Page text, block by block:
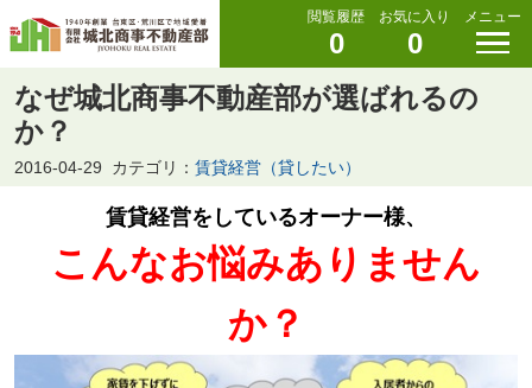
閲覧履歴
0
お気に入り
0
メニュー
なぜ城北商事不動産部が選ばれるの
か？
2016-04-29 カテゴリ： 賃貸経営（貸したい）
賃貸経営をしているオーナー様、
こんなお悩みありません
か？